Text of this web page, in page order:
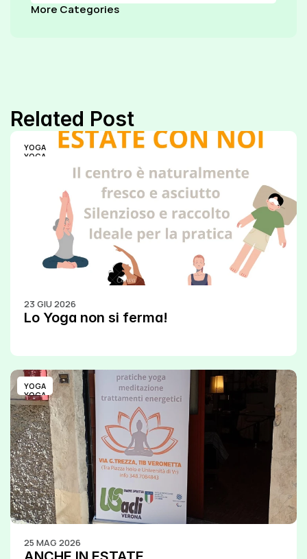
More Categories
Related Post
YOGA
YOGA
23 GIU 2026
Lo Yoga non si ferma!
YOGA
YOGA
25 MAG 2026